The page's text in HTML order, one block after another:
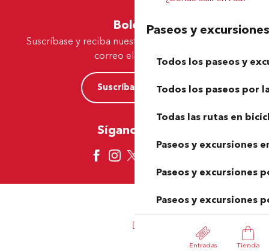
Paseos y excursiones
Todos los paseos y
Todos los paseos por
Todas las rutas en
Paseos y excursiones
Paseos y excursiones
Paseos y excursiones
Entradas Tienda
Boletín
Suscríbase y reciba nuestras ofertas y noticias por
correo electrónico
Suscríbase ahora
Síganos aquí